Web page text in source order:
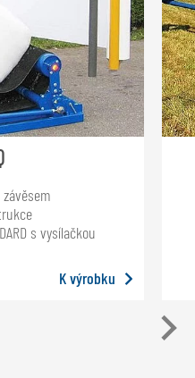
s vysílačkou
K výrobku